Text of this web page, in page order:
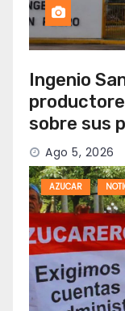
Ingenio
sobre sus
Ago 5, 2026
AZUCAR